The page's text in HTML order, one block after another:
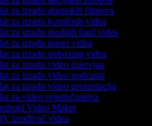
za izradu dramskih filmova
za izradu komičnih videa
za izradu modnih haul videa
za izradu teaser videa
za izradu unboxing videa
za izradu video intervjua
za izradu video podcasta
za izradu video prezentacija
za video svjedočanstva
Video Maker
izrađivač videa